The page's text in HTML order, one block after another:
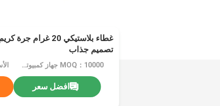
غطاء بلاستيكي 20
تصميم جذاب
MOQ：10000 جهاز كمبيوتر شخصى
افضل سعر